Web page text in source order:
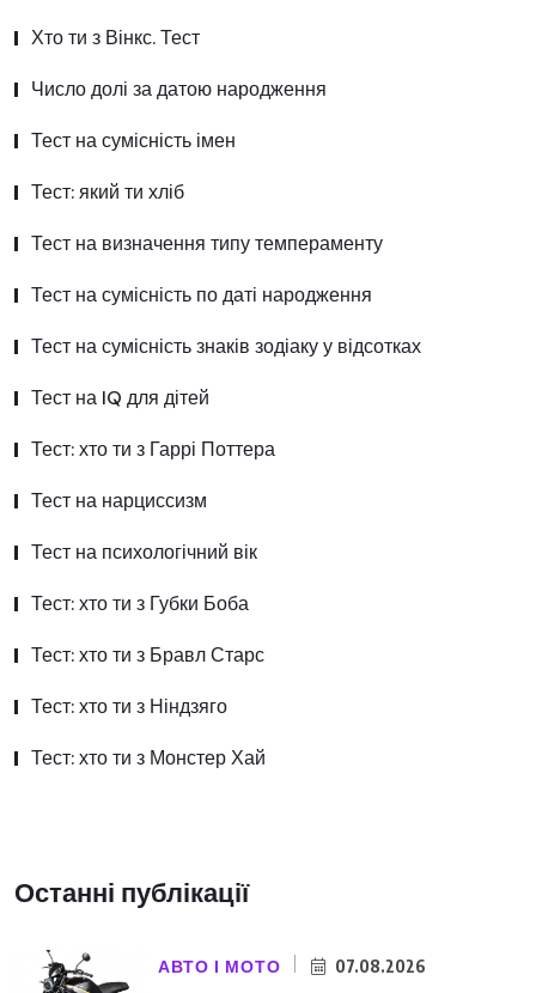
Хто ти з Вінкс. Тест
Число долі за датою народження
Тест на сумісність імен
Тест: який ти хліб
Тест на визначення типу темпераменту
Тест на сумісність по даті народження
Тест на сумісність знаків зодіаку у відсотках
Тест на IQ для дітей
Тест: хто ти з Гаррі Поттера
Тест на нарциссизм
Тест на психологічний вік
Тест: хто ти з Губки Боба
Тест: хто ти з Бравл Старс
Тест: хто ти з Ніндзяго
Тест: хто ти з Монстер Хай
Останні публікації
АВТО І МОТО 07.08.2026